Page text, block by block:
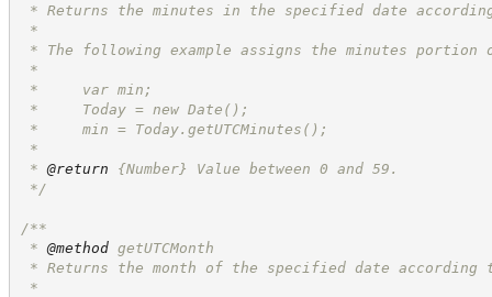
* Returns the minutes in the specified date
*
* The following example assigns the minutes
*
*     var min;
*     Today = new Date();
*     min = Today.getUTCMinutes();
*
* @return {Number}
Value between 0 and 59.
*/
/**
* @method getUTCMonth
* Returns the month of the specified date according
*